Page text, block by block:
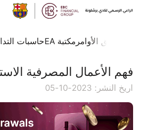
تدفق الأوامر مكتبة EA حاسبات
فهم الأعمال المصرفية
اريخ النشر: 2023-10-05